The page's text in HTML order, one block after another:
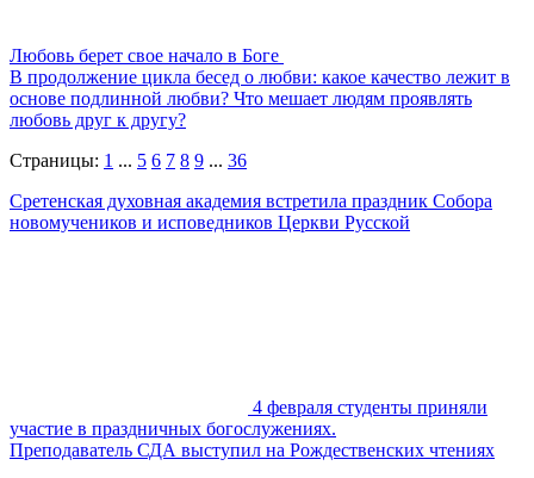
Любовь берет свое начало в Боге
В продолжение цикла бесед о любви: какое качество лежит в
основе подлинной любви? Что мешает людям проявлять
любовь друг к другу?
Страницы: 1 ... 5 6 7 8 9 ... 36
Сретенская духовная академия встретила праздник Собора
новомучеников и исповедников Церкви Русской
4 февраля студенты приняли
участие в праздничных богослужениях.
Преподаватель СДА выступил на Рождественских чтениях